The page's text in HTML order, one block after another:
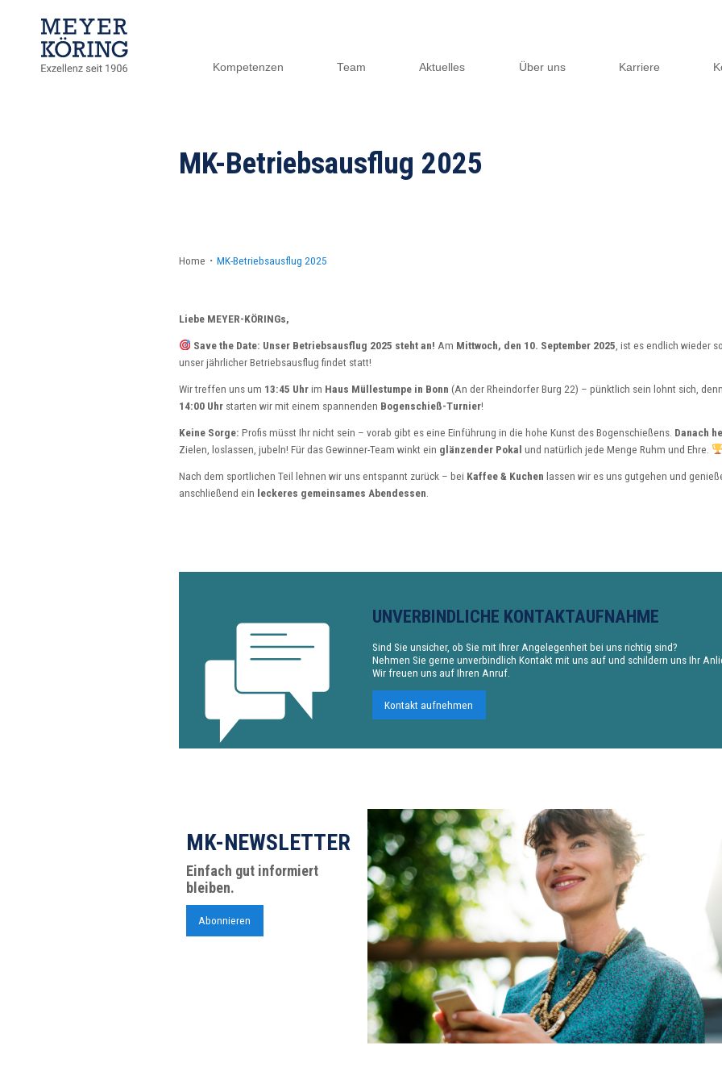
Kompetenzen Team Aktuelles Über uns Karriere
MK-Betriebsausflug 2025
Home ・ MK-Betriebsausflug 2025
Liebe MEYER-KÖRINGs,
Save the Date: Unser Betriebsausflug 2025 steht an! Am Mittwoch, den 10. September 2025 , ist es endlich wieder
unser jährlicher Betriebsausflug findet statt!
Wir treffen uns um 13:45 Uhrim Haus Müllestumpe in Bonn (An der Rheindorfer Burg 22) – pünktlich sein lohnt sich,
14:00 Uhr starten wir mit einem spannenden Bogenschieß-Turnier!
Keine Sorge: Profis müsst Ihr nicht sein – vorab gibt es eine Einführung in die hohe Kunst des Bogenschießens. Danach
Zielen, loslassen, jubeln! Für das Gewinner-Team winkt ein glänzender Pokal und natürlich jede Menge Ruhm und Ehre.
Nach dem sportlichen Teil lehnen wir uns entspannt zurück – bei Kaffee & Kuchen lassen wir es uns gutgehen und
anschließend ein leckeres gemeinsames Abendessen
UNVERBINDLICHE KONTAKTAUFNAHME
Sind Sie unsicher, ob Sie mit Ihrer Angelegenheit bei uns richtig sind?
Nehmen Sie gerne unverbindlich Kontakt mit uns auf und schildern uns Ihr
Wir freuen uns auf Ihren Anruf.
Kontakt aufnehmen
MK-NEWSLETTER
Einfach gut informiert
bleiben.
Abonnieren